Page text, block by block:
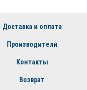
Доставка и оплата
Производители
Контакты
Возврат